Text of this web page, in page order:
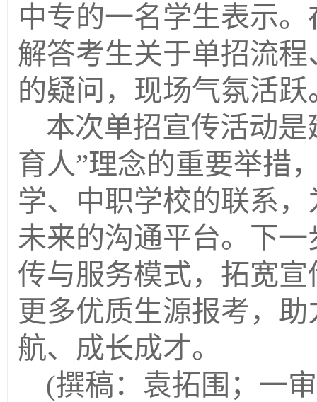
中专的一名学生表示
解答考生关于单招流
的疑问，现场气氛活跃
本次单招宣传活动是
育人”理念的重要举措
学、中职学校的联系
未来的沟通平台。下
传与服务模式，拓宽
更多优质生源报考，
航、成长成才。
(撰稿：袁拓围；一